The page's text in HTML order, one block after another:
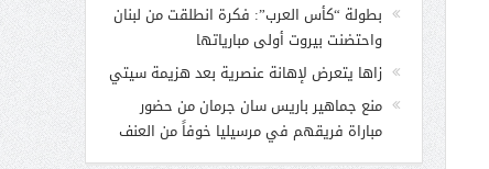
بطولة “كأس العرب”: فكرة انطلقت من لبنان
واحتضنت بيروت أولى مبارياتها
زاها يتعرض لإهانة عنصرية بعد هزيمة سيتي
منع جماهير باريس سان جرمان من حضور
مباراة فريقهم في مرسيليا خوفاً من العنف